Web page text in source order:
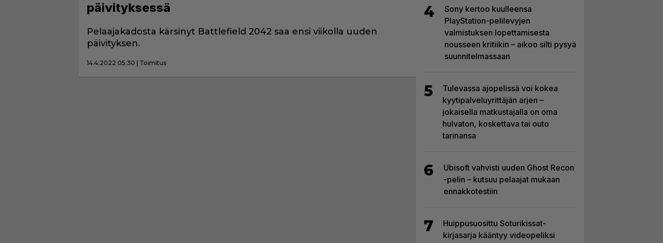
päivityksessä
Pelaajakadosta kärsinyt Battlefield 2042 saa ensi viikolla uuden
päivityksen.
14.4.2022 05:30 | Toimitus
4
Sony kertoo kuulleensa
PlayStation-pelilevyjen
valmistuksen lopettamisesta
nousseen kritiikin – aikoo silti pysyä
suunnitelmassaan
5
Tulevassa ajopelissä voi kokea
kyytipalveluyrittäjän arjen –
jokaisella matkustajalla on oma
hulvaton, koskettava tai outo
tarinansa
6
Ubisoft vahvisti uuden Ghost Recon
-pelin – kutsuu pelaajat mukaan
ennakkotestiin
7
Huippusuosittu Soturikissat-
kirjasarja kääntyy videopeliksi